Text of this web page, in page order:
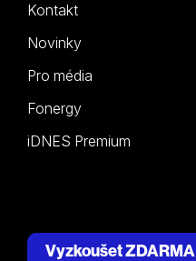
Kontakt
Novinky
Pro média
Fonergy
iDNES Premium
Vyzkoušet ZDARMA